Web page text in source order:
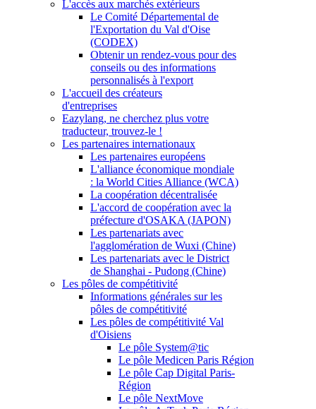
L'accès aux marchés extérieurs
Le Comité Départemental de
l'Exportation du Val d'Oise
(CODEX)
Obtenir un rendez-vous pour des
conseils ou des informations
personnalisés à l'export
L'accueil des créateurs
d'entreprises
Eazylang, ne cherchez plus votre
traducteur, trouvez-le !
Les partenaires internationaux
Les partenaires européens
L'alliance économique mondiale
: la World Cities Alliance (WCA)
La coopération décentralisée
L'accord de coopération avec la
préfecture d'OSAKA (JAPON)
Les partenariats avec
l'agglomération de Wuxi (Chine)
Les partenariats avec le District
de Shanghai - Pudong (Chine)
Les pôles de compétitivité
Informations générales sur les
pôles de compétitivité
Les pôles de compétitivité Val
d'Oisiens
Le pôle System@tic
Le pôle Medicen Paris Région
Le pôle Cap Digital Paris-
Région
Le pôle NextMove